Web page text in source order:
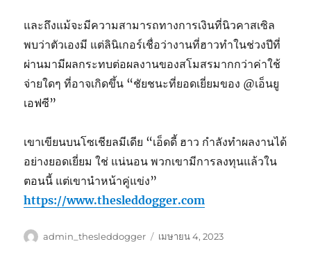
และถึงแม้จะมีความสามารถทางการเงินที่นิวคาสเซิล
พบว่าตัวเองมี แต่ลินิเกอร์เชื่อว่างานที่ฮาวทำในช่วงปีที่
ผ่านมามีผลกระทบต่อผลงานของสโมสรมากกว่าค่าใช้
จ่ายใดๆ ที่อาจเกิดขึ้น “ชัยชนะที่ยอดเยี่ยมของ @เอ็นยู
เอฟซี”
เขาเขียนบนโซเชียลมีเดีย “เอ็ดดี้ ฮาว กำลังทำผลงานได้
อย่างยอดเยี่ยม ใช่ แน่นอน พวกเขามีการลงทุนแล้วใน
ตอนนี้ แต่เขานำหน้าคู่แข่ง”
https://www.thesleddogger.com
ผู้
admin_thesleddogger
เขียน
เมษายน 4, 2023